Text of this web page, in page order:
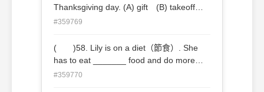
Thanksgiving day. (A) gift (B) takeoff
(C) tradition (D) video
#359769
( )58. Lily is on a diet（節食）. She
has to eat _______ food and do more
exercise. (A) little (B) many (C) few
#359770